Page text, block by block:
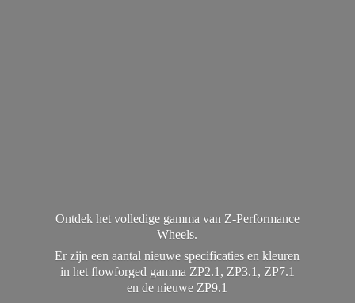
Ontdek het volledige gamma van Z-Performance
Wheels.
Er zijn een aantal nieuwe specificaties en kleuren
in het flowforged gamma ZP2.1, ZP3.1, ZP7.1
en denieuwe ZP9.1